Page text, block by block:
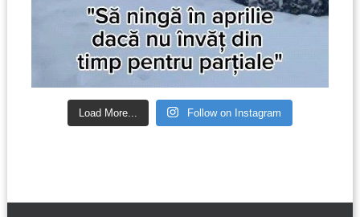
Load More... Follow on Instagram